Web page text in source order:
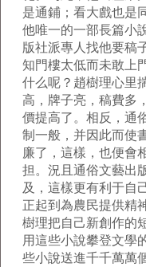
是通鋪；看大戲也是
他唯一的一部長篇小
版社派專人找他要稿
知門樓太低而未敢上
什么呢？趙樹理心里
高，牌子亮，稿費多
價提高了。相反，通
制一般，并因此而使
廉了，這樣，也便會
担。況且通俗文藝出
及，這樣更有利于自
正起到為農民提供精
樹理把自己新創作的
用這些小說攀登文學
些小說送進千千萬萬